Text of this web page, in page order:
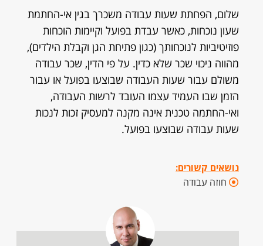
שלום, הפחתת שעות עבודה משכרך בגין אי-החתמת
שעון נוכחות, כאשר עבדת בפועל וקיימות הוכחות
פוזיטיביות לנוכחותך (כגון פתיחת הגן וקבלת הילדים),
מהווה ניכוי שכר שלא כדין. על פי הדין, שכר עבודה
משולם עבור שעות העבודה שבוצעו בפועל או עבור
הזמן שבו העמיד עצמו העובד לרשות העבודה,
ואי-החתמה טכנית אינה מקנה למעסיק זכות לנכות
שעות עבודה שבוצעו בפועל.
נושאים קשורים:
חוזה עבודה